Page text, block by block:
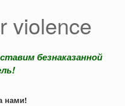
violence
безнаказанной
нами!